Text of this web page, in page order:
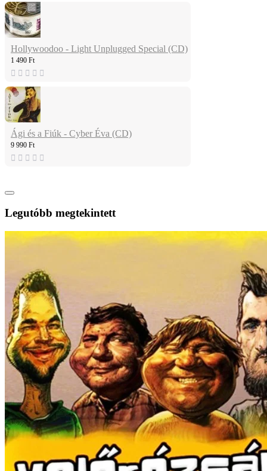
Hollywoodoo - Light Unplugged Special (CD)
1 490 Ft
Ági és a Fiúk - Cyber Éva (CD)
9 990 Ft
Legutóbb megtekintett